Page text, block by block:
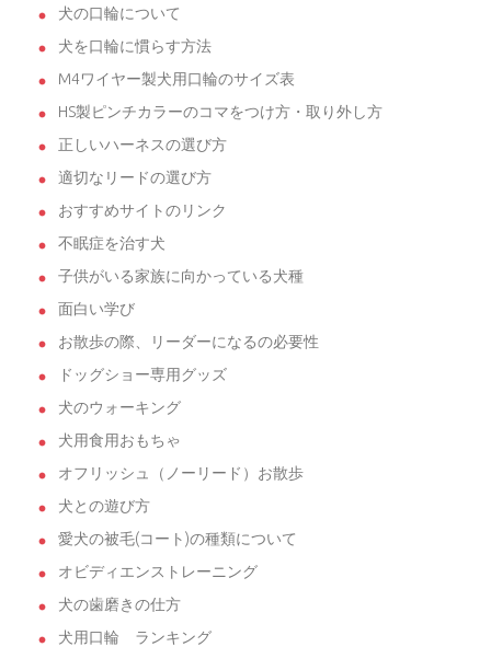
犬の口輪について
犬を口輪に慣らす方法
M4ワイヤー製犬用口輪のサイズ表
HS製ピンチカラーのコマをつけ方・取り外し方
正しいハーネスの選び方
適切なリードの選び方
おすすめサイトのリンク
不眠症を治す犬
子供がいる家族に向かっている犬種
面白い学び
お散歩の際、リーダーになるの必要性
ドッグショー専用グッズ
犬のウォーキング
犬用食用おもちゃ
オフリッシュ（ノーリード）お散歩
犬との遊び方
愛犬の被毛(コート)の種類について
オビディエンストレーニング
犬の歯磨きの仕方
犬用口輪 ランキング